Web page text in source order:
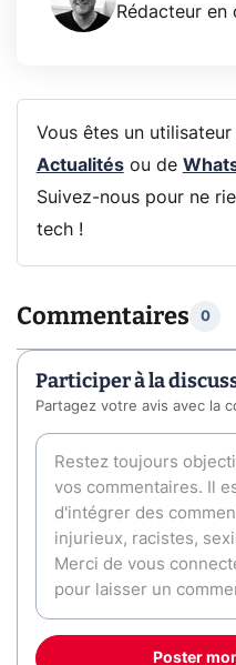
Rédacteur en
Vous êtes un utilisateur
Actualitésou de
Suivez-nous pour ne
tech !
Commentaires 0
Participer à la
Partagez votre avis avec la
Poster